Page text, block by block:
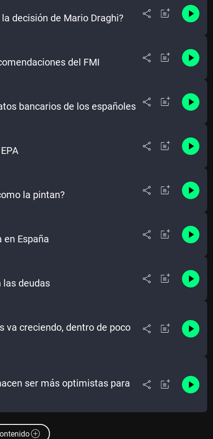
decisión de Mario Draghi?
del FMI
bancarios de los españoles
la pintan?
España
las deudas
va creciendo, dentro de poco
ser más optimistas para